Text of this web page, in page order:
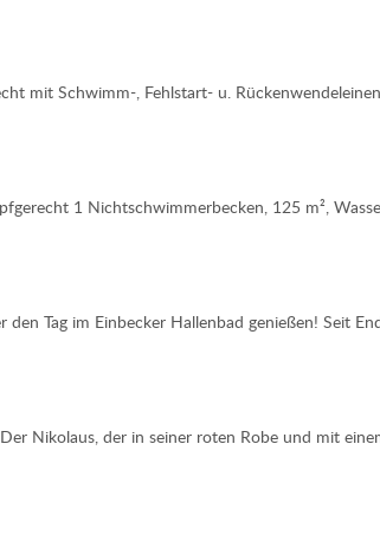
mit Schwimm-, Fehlstart- u.
1 Nichtschwimmerbecken, 125 m²,
Tag im Einbecker Hallenbad genießen! Seit
Nikolaus, der in seiner roten Robe und mit